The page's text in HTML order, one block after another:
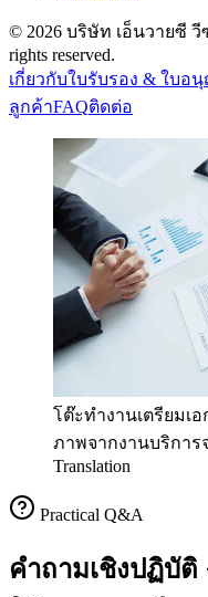
© 2026 บริษัท เอ็นวายซี
rights reserved.
เกี่ยวกับใบรับรอง & ใบอ
ลูกค้าFAQติดต่อ
โต๊ะทำงานเตรียมเ
ภาพจากงานบริการ
Translation
Practical Q&A
คำถามเชิงปฏิบัติ